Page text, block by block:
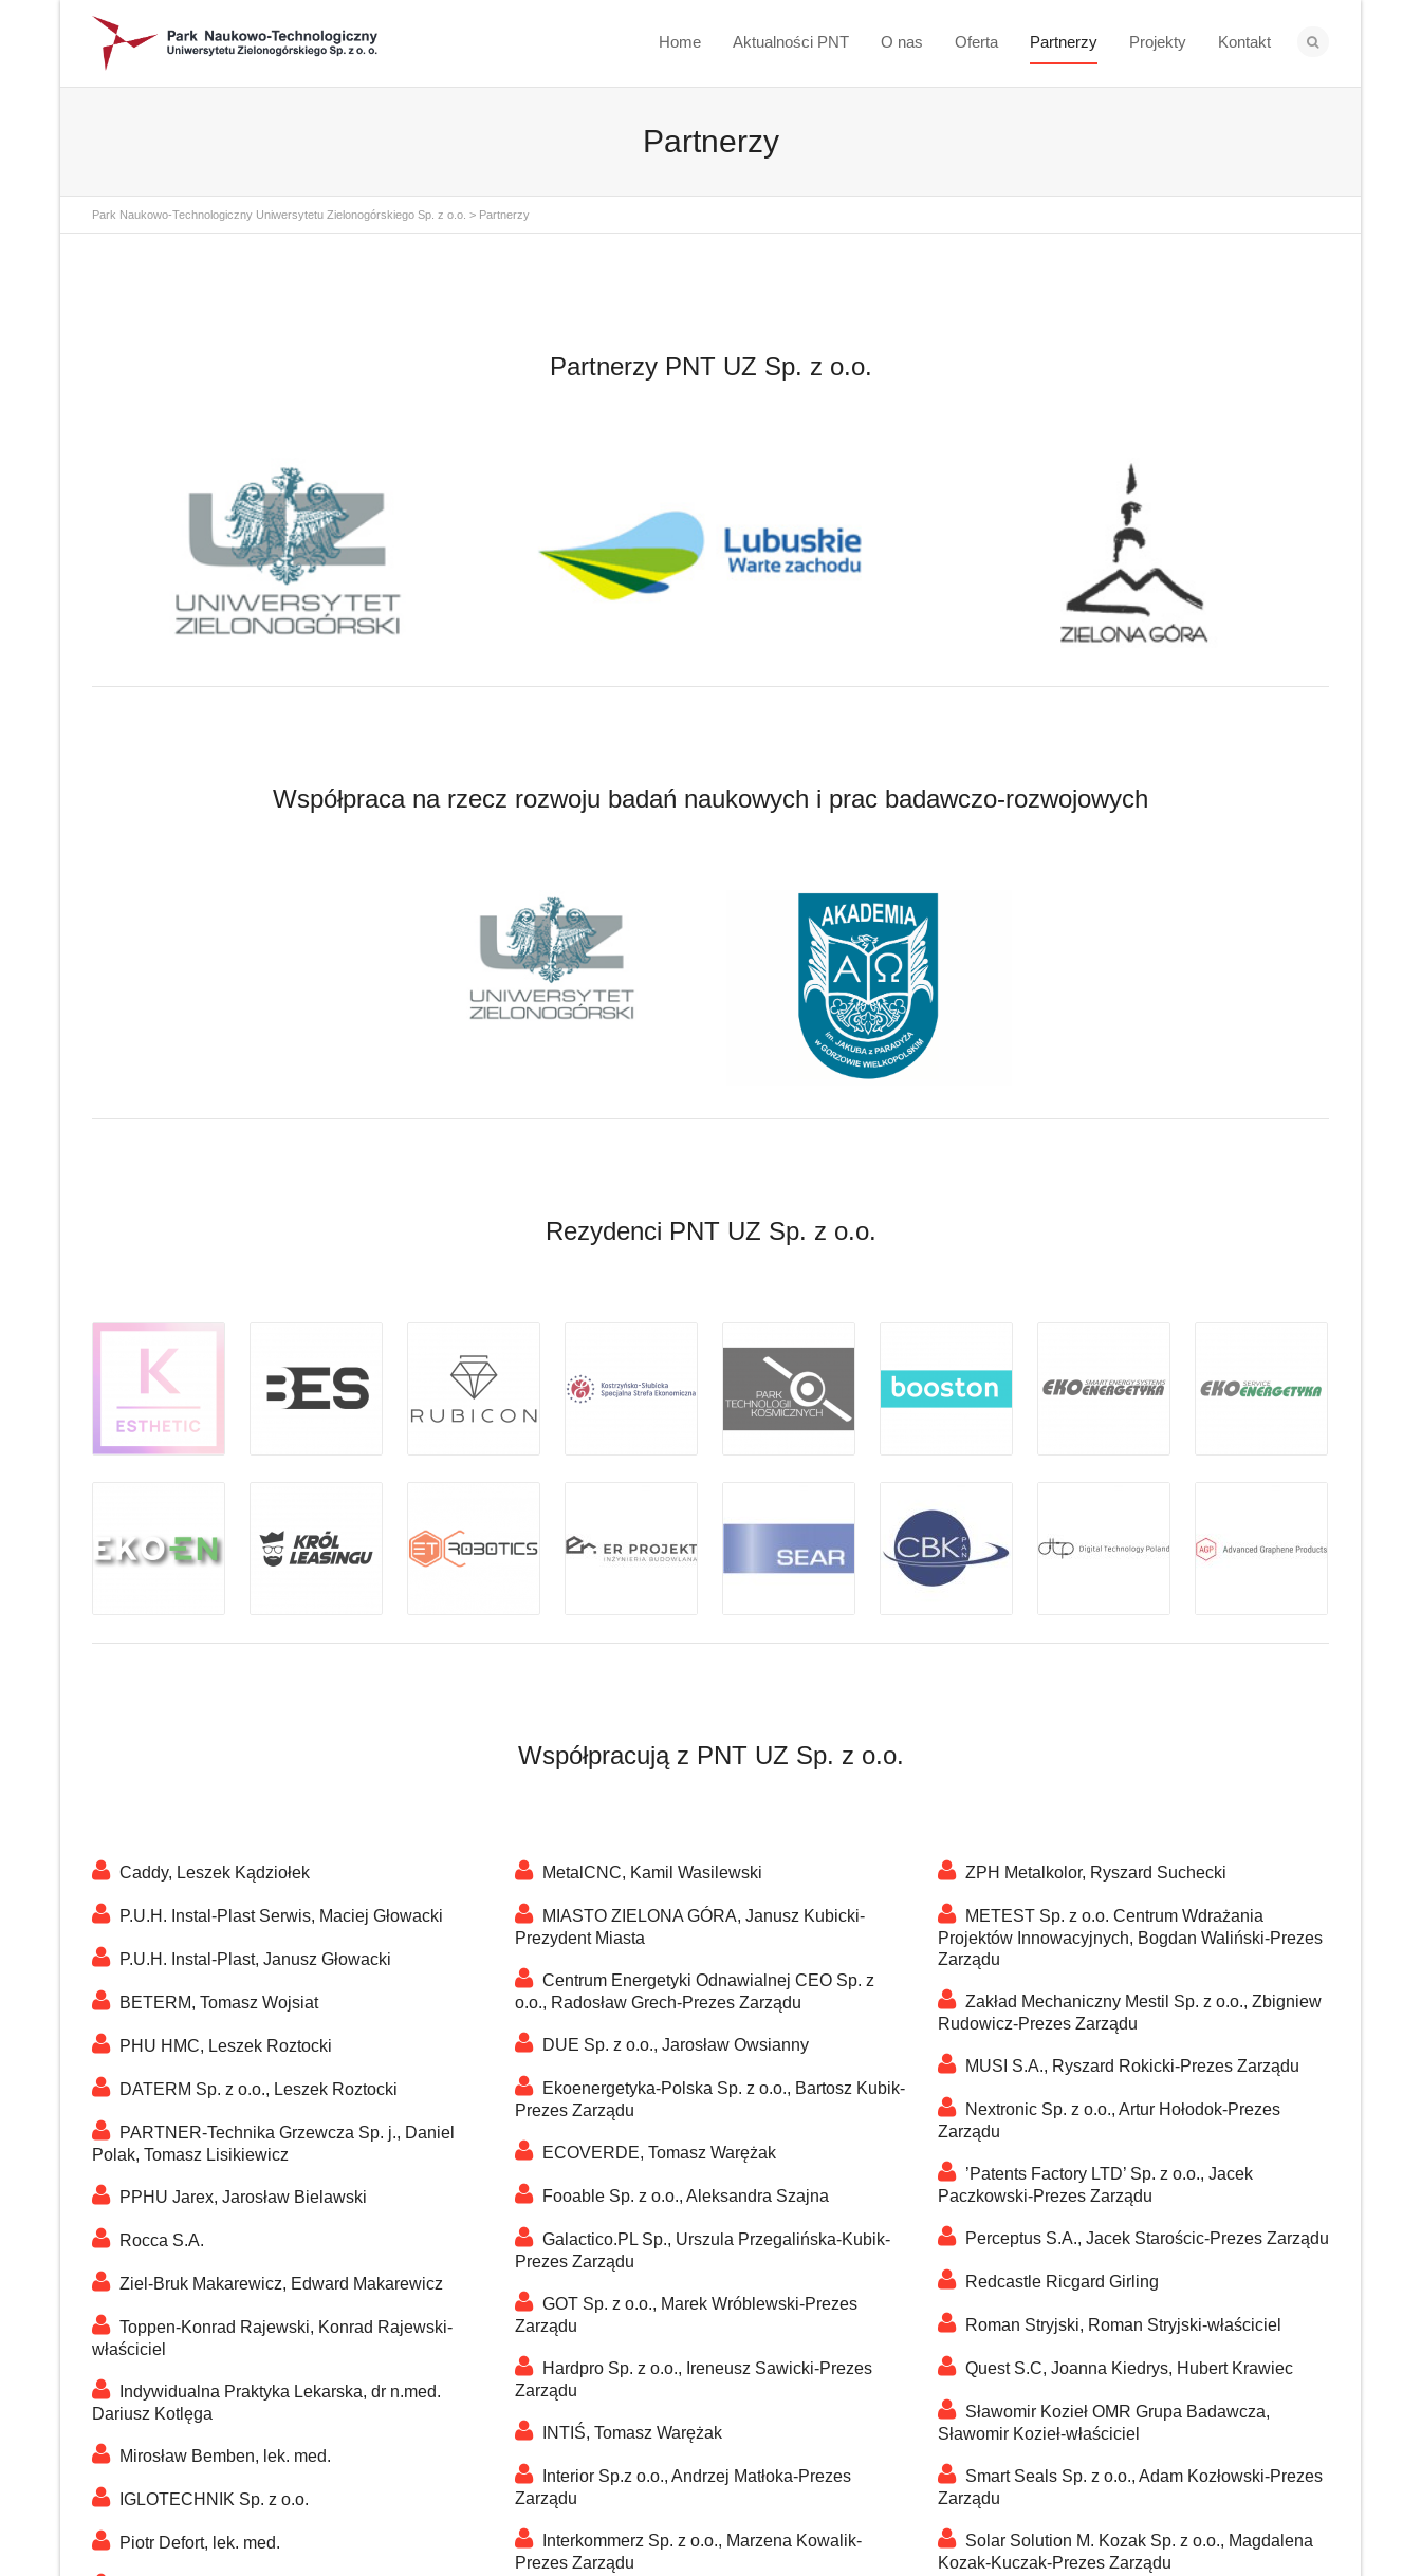
Home Aktualności PNT O nas Oferta Partnerzy Projekty Kontakt
Partnerzy
Park Naukowo-Technologiczny Uniwersytetu Zielonogórskiego Sp. z o.o. > Partnerzy
Partnerzy PNT UZ Sp. z o.o.
Współpraca na rzecz rozwoju badań naukowych i prac badawczo-rozwojowych
Rezydenci PNT UZ Sp. z o.o.
Współpracują z PNT UZ Sp. z o.o.
Caddy, Leszek Kądziołek
P.U.H. Instal-Plast Serwis, Maciej Głowacki
P.U.H. Instal-Plast, Janusz Głowacki
BETERM, Tomasz Wojsiat
PHU HMC, Leszek Roztocki
DATERM Sp. z o.o., Leszek Roztocki
PARTNER-Technika Grzewcza Sp. j., Daniel
Polak, Tomasz Lisikiewicz
PPHU Jarex, Jarosław Bielawski
Rocca S.A.
Ziel-Bruk Makarewicz, Edward Makarewicz
Toppen-Konrad Rajewski, Konrad Rajewski-
właściciel
Indywidualna Praktyka Lekarska, dr n.med.
Dariusz Kotlęga
Mirosław Bemben, lek. med.
IGLOTECHNIK Sp. z o.o.
Piotr Defort, lek. med.
MetalCNC, Kamil Wasilewski
MIASTO ZIELONA GÓRA, Janusz Kubicki-
Prezydent Miasta
Centrum Energetyki Odnawialnej CEO Sp. z
o.o., Radosław Grech-Prezes Zarządu
DUE Sp. z o.o., Jarosław Owsianny
Ekoenergetyka-Polska Sp. z o.o., Bartosz Kubik-
Prezes Zarządu
ECOVERDE, Tomasz Warężak
Fooable Sp. z o.o., Aleksandra Szajna
Galactico.PL Sp., Urszula Przegalińska-Kubik-
Prezes Zarządu
GOT Sp. z o.o., Marek Wróblewski-Prezes
Zarządu
Hardpro Sp. z o.o., Ireneusz Sawicki-Prezes
Zarządu
INTIŚ, Tomasz Warężak
Interior Sp.z o.o., Andrzej Matłoka-Prezes
Zarządu
Interkommerz Sp. z o.o., Marzena Kowalik-
Prezes Zarządu
ZPH Metalkolor, Ryszard Suchecki
METEST Sp. z o.o. Centrum Wdrażania
Projektów Innowacyjnych, Bogdan Waliński-Prezes
Zarządu
Zakład Mechaniczny Mestil Sp. z o.o., Zbigniew
Rudowicz-Prezes Zarządu
MUSI S.A., Ryszard Rokicki-Prezes Zarządu
Nextronic Sp. z o.o., Artur Hołodok-Prezes
Zarządu
’Patents Factory LTD’ Sp. z o.o., Jacek
Paczkowski-Prezes Zarządu
Perceptus S.A., Jacek Starościc-Prezes Zarządu
Redcastle Ricgard Girling
Roman Stryjski, Roman Stryjski-właściciel
Quest S.C, Joanna Kiedrys, Hubert Krawiec
Sławomir Kozieł OMR Grupa Badawcza,
Sławomir Kozieł-właściciel
Smart Seals Sp. z o.o., Adam Kozłowski-Prezes
Zarządu
Solar Solution M. Kozak Sp. z o.o., Magdalena
Kozak-Kuczak-Prezes Zarządu